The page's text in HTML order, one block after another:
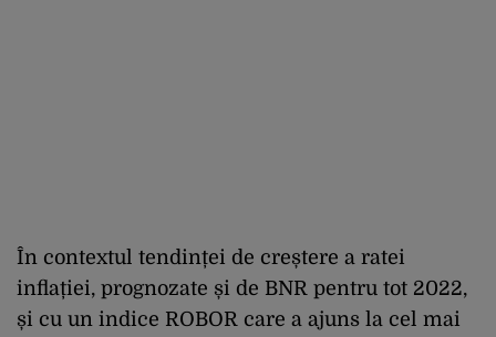
În contextul tendinței de creștere a ratei
inflației, prognozate și de BNR pentru tot 2022,
și cu un indice ROBOR care a ajuns la cel mai